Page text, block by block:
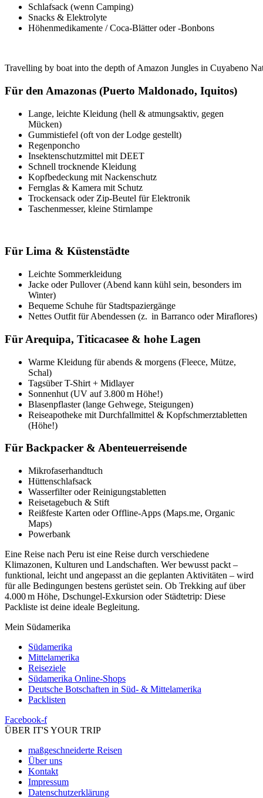
Schlafsack (wenn Camping)
Snacks & Elektrolyte
Höhenmedikamente / Coca-Blätter oder -Bonbons
Travelling by boat into the depth of Amazon Jungles in Cuyabeno
Für den Amazonas (Puerto Maldonado, Iquitos)
Lange, leichte Kleidung (hell & atmungsaktiv, gegen
Mücken)
Gummistiefel (oft von der Lodge gestellt)
Regenponcho
Insektenschutzmittel mit DEET
Schnell trocknende Kleidung
Kopfbedeckung mit Nackenschutz
Fernglas & Kamera mit Schutz
Trockensack oder Zip-Beutel für Elektronik
Taschenmesser, kleine Stirnlampe
Für Lima & Küstenstädte
Leichte Sommerkleidung
Jacke oder Pullover (Abend kann kühl sein, besonders im
Winter)
Bequeme Schuhe für Stadtspaziergänge
Nettes Outfit für Abendessen (z. in Barranco oder Miraflores)
Für Arequipa, Titicacasee & hohe Lagen
Warme Kleidung für abends & morgens (Fleece, Mütze,
Schal)
Tagsüber T-Shirt + Midlayer
Sonnenhut (UV auf 3.800 m Höhe!)
Blasenpflaster (lange Gehwege, Steigungen)
Reiseapotheke mit Durchfallmittel & Kopfschmerztabletten
(Höhe!)
Für Backpacker & Abenteuerreisende
Mikrofaserhandtuch
Hüttenschlafsack
Wasserfilter oder Reinigungstabletten
Reisetagebuch & Stift
Reißfeste Karten oder Offline-Apps (Maps.me, Organic
Maps)
Powerbank
Eine Reise nach Peru ist eine Reise durch verschiedene
Klimazonen, Kulturen und Landschaften. Wer bewusst packt –
funktional, leicht und angepasst an die geplanten Aktivitäten – wird
für alle Bedingungen bestens gerüstet sein. Ob Trekking auf über
4.000 m Höhe, Dschungel-Exkursion oder Städtetrip: Diese
Packliste ist deine ideale Begleitung.
Mein Südamerika
Südamerika
Mittelamerika
Reiseziele
Südamerika Online-Shops
Deutsche Botschaften in Süd- & Mittelamerika
Packlisten
Facebook-f
ÜBER IT'S YOUR TRIP
maßgeschneiderte Reisen
Über uns
Kontakt
Impressum
Datenschutzerklärung